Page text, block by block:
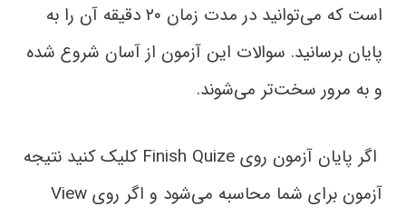
است که می‌توانید در مدت زمان ۲۰ دقیقه آن را به
پایان برسانید. سوالات این آزمون از آسان شروع شده
و به مرور سخت‌تر می‌شوند.
اگر پایان آزمون روی Finish Quize کلیک کنید نتیجه
آزمون برای شما محاسبه می‌شود و اگر روی View